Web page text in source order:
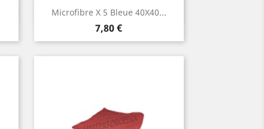
Microfibre X 5 Bleue 40X40...
Prix
7,80 €
Aperçu rapide